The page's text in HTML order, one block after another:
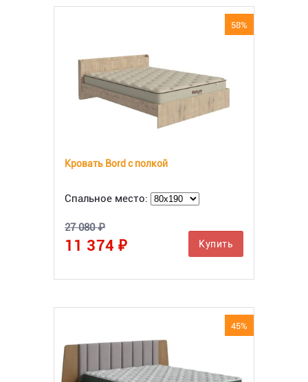
58%
Кровать Bord с полкой
Спальное место:
27 080 ₽
11 374 ₽ Купить
45%